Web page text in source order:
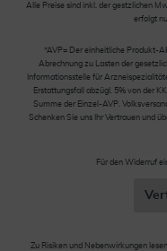
Alle Preise sind inkl. der gestzlichen
erfolgt
*AVP= Der einheitliche Produkt-
Abrechnung zu Lasten der
Informationsstelle für
Erstattungsfall abzügl. 5% von der
Summe der Einzel-AVP.
Schenken Sie uns Ihr Vertrauen und
Für den Widerruf
Zu Risiken und Nebenwirkungen